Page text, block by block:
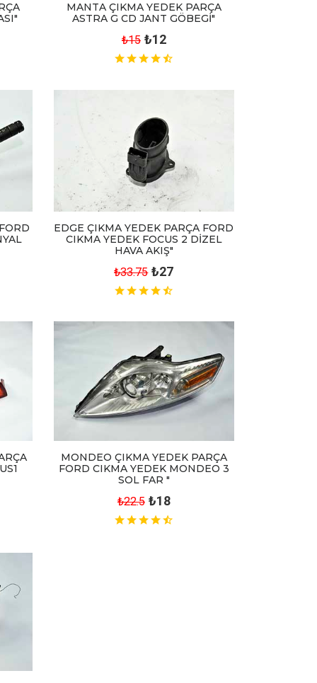
MANTA ÇIKMA YEDEK PARÇA
ASTRA G CD JANT GÖBEGİ"
₺15 ₺12
EDGE ÇIKMA YEDEK PARÇA FORD
CIKMA YEDEK FOCUS 2 DİZEL
HAVA AKIŞ"
₺33.75 ₺27
MONDEO ÇIKMA YEDEK PARÇA
FORD CIKMA YEDEK MONDEO 3
SOL FAR "
₺22.5 ₺18